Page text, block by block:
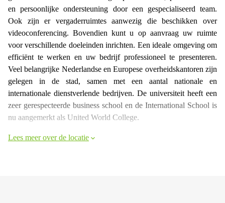
en persoonlijke ondersteuning door een gespecialiseerd team.
Ook zijn er vergaderruimtes aanwezig die beschikken over
videoconferencing. Bovendien kunt u op aanvraag uw ruimte
voor verschillende doeleinden inrichten. Een ideale omgeving om
efficiënt te werken en uw bedrijf professioneel te presenteren.
Veel belangrijke Nederlandse en Europese overheidskantoren zijn
gelegen in de stad, samen met een aantal nationale en
internationale dienstverlende bedrijven. De universiteit heeft een
zeer gerespecteerde business school en de International School is
nu aangemerkt als United World College.
Lees meer over de locatie